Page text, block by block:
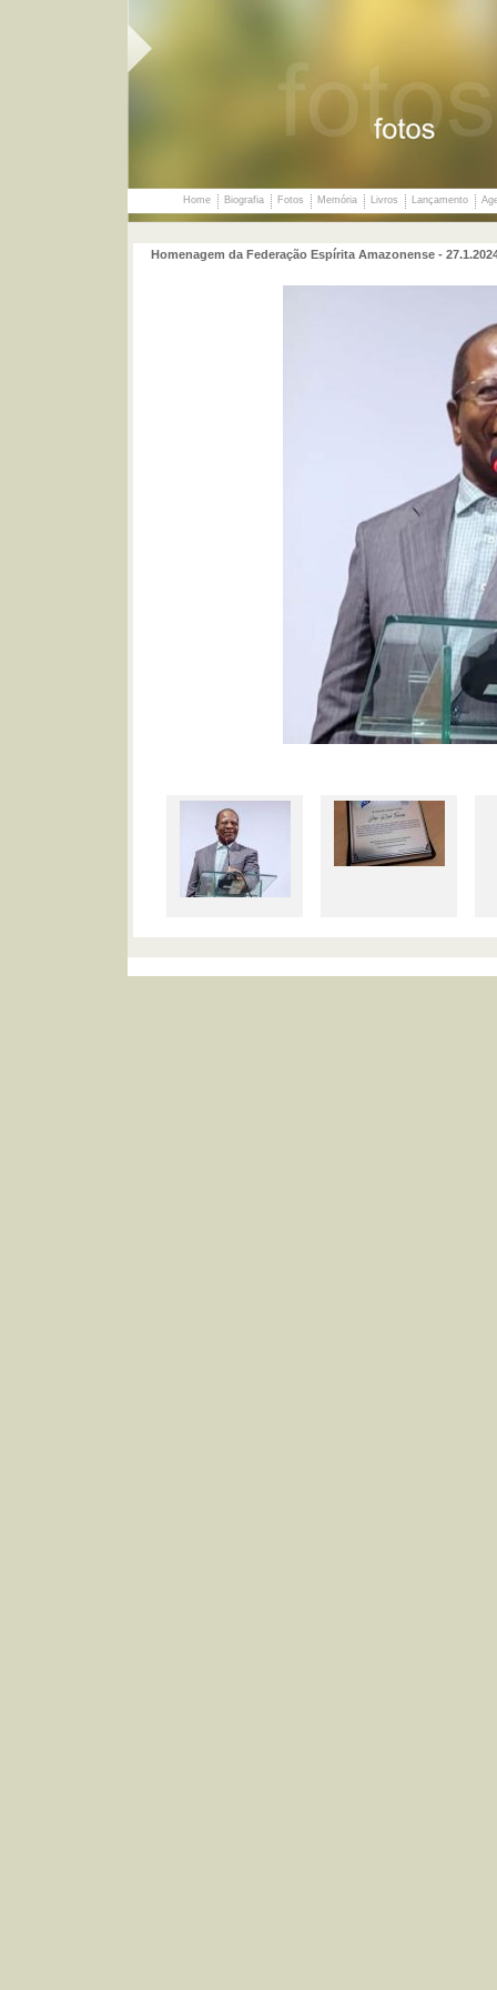
Home Biografia Fotos Memória Livros Lançamento
Homenagem da Federação Espírita Amazonense -